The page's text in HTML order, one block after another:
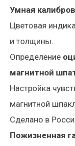
Умная
Цветовая
и толщины.
Определение
магнитной
Настройка
магнитной
Сделано в
Пожизненная